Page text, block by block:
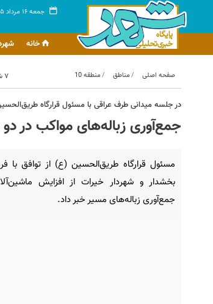
جمعه ۱۶ مرداد ۱۴۰۵
خانه
صفحه اصلی مناطق منطقه 10 ۷ شهریور ۱۴۰۲ - ۰۹:۵۶
در جلسه میدانی طرف عراقی با مسئول قرارگاه
جمع‌آوری زباله‌های مواکب در
مسئول قرارگاه طریق‌الحسین (ع) از توافق با
بخشدار و شهردار خیرات از افزایش
جمع‌آوری زباله‌های مسیر خبر داد.